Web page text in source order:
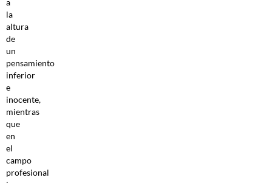
a
la
altura
de
un
pensamiento
inferior
e
inocente,
mientras
que
en
el
campo
profesional